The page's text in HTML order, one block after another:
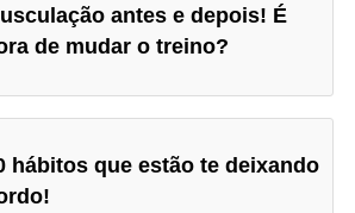
antes e depois! É
de mudar o treino?
hábitos que estão te deixando